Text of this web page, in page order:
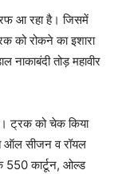
आ रहा है। जिसमें
को रोकने का इशारा
नाकाबंदी तोड़ महावीर
ट्रक को चेक किया
ऑल सीजन व रॉयल
550 कार्टून, ओल्ड